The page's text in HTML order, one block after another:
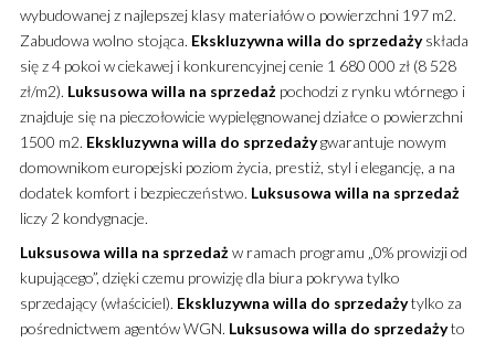
wybudowanej z najlepszej klasy materiałów o powierzchni 197 m2.
Zabudowa wolno stojąca. Ekskluzywna willa do sprzedażyskłada
się z 4 pokoi w ciekawej i konkurencyjnej cenie 1 680 000 zł (8 528
zł/m2). Luksusowa willa na sprzedażpochodzi z rynku wtórnego i
znajduje się na pieczołowicie wypielęgnowanej działce o powierzchni
1500 m2. Ekskluzywna willa do sprzedażygwarantuje nowym
domownikom europejski poziom życia, prestiż, styl i elegancję, a na
dodatek komfort i bezpieczeństwo. Luksusowa willa na sprzedaż
liczy 2 kondygnacje.
Luksusowa willa na sprzedażw ramach programu „0% prowizji od
kupującego”, dzięki czemu prowizję dla biura pokrywa tylko
sprzedający (właściciel). Ekskluzywna willa do sprzedażytylko za
pośrednictwem agentów WGN. Luksusowa willa do sprzedażyto